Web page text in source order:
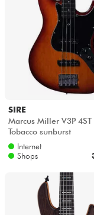
SIRE
Marcus Miller V3P 4ST
Tobacco sunburst
Internet
Shops